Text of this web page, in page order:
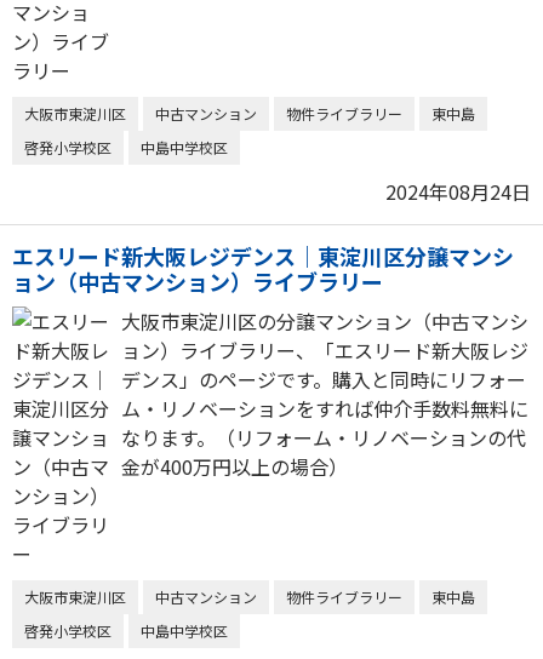
大阪市東淀川区 中古マンション 物件ライブラリー
東中島
啓発小学校区
中島中学校区
2024年08月24日
エスリード新大阪レジデンス｜東淀川区分譲マンシ
ョン（中古マンション）ライブラリー
大阪市東淀川区の分譲マンション（中古マンシ
ョン）ライブラリー、「エスリード新大阪レジ
デンス」のページです。購入と同時にリフォー
ム・リノベーションをすれば仲介手数料無料に
なります。（リフォーム・リノベーションの代
金が400万円以上の場合）
大阪市東淀川区 中古マンション 物件ライブラリー
東中島
啓発小学校区
中島中学校区